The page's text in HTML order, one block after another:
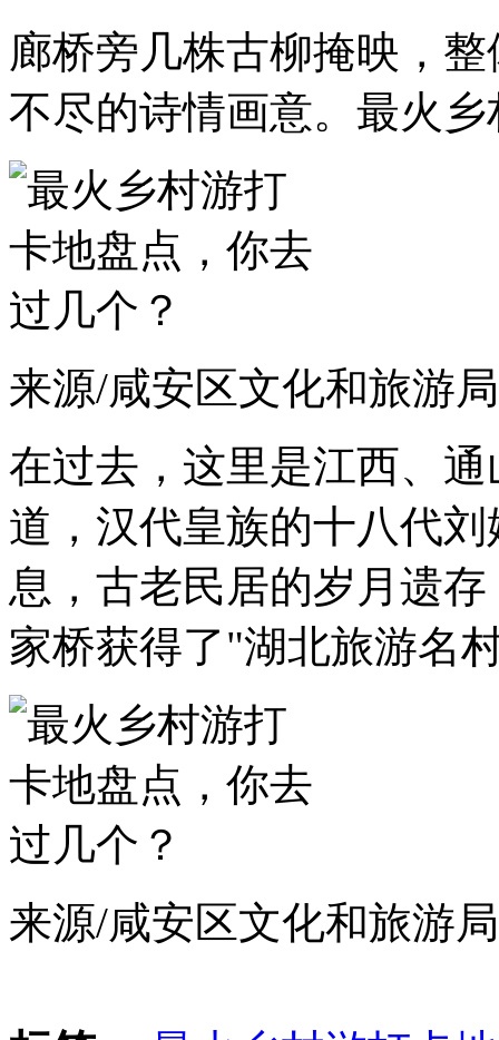
廊桥旁几株古柳掩映，
不尽的诗情画意。最火
来源/咸安区文化和旅游局
在过去，这里是江西、
道，汉代皇族的十八代
息，古老民居的岁月遗
家桥获得了"湖北旅游名
来源/咸安区文化和旅游局